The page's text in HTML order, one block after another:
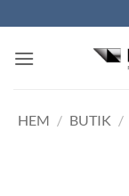
to
content
HEM / BUTIK /